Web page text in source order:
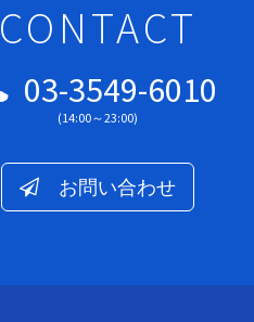
CONTACT
03-3549-6010
(14:00～23:00)
お問い合わせ